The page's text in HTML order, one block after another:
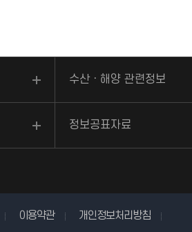
수산ㆍ해양 관련정보
정보공표자료
이용약관
개인정보처리방침